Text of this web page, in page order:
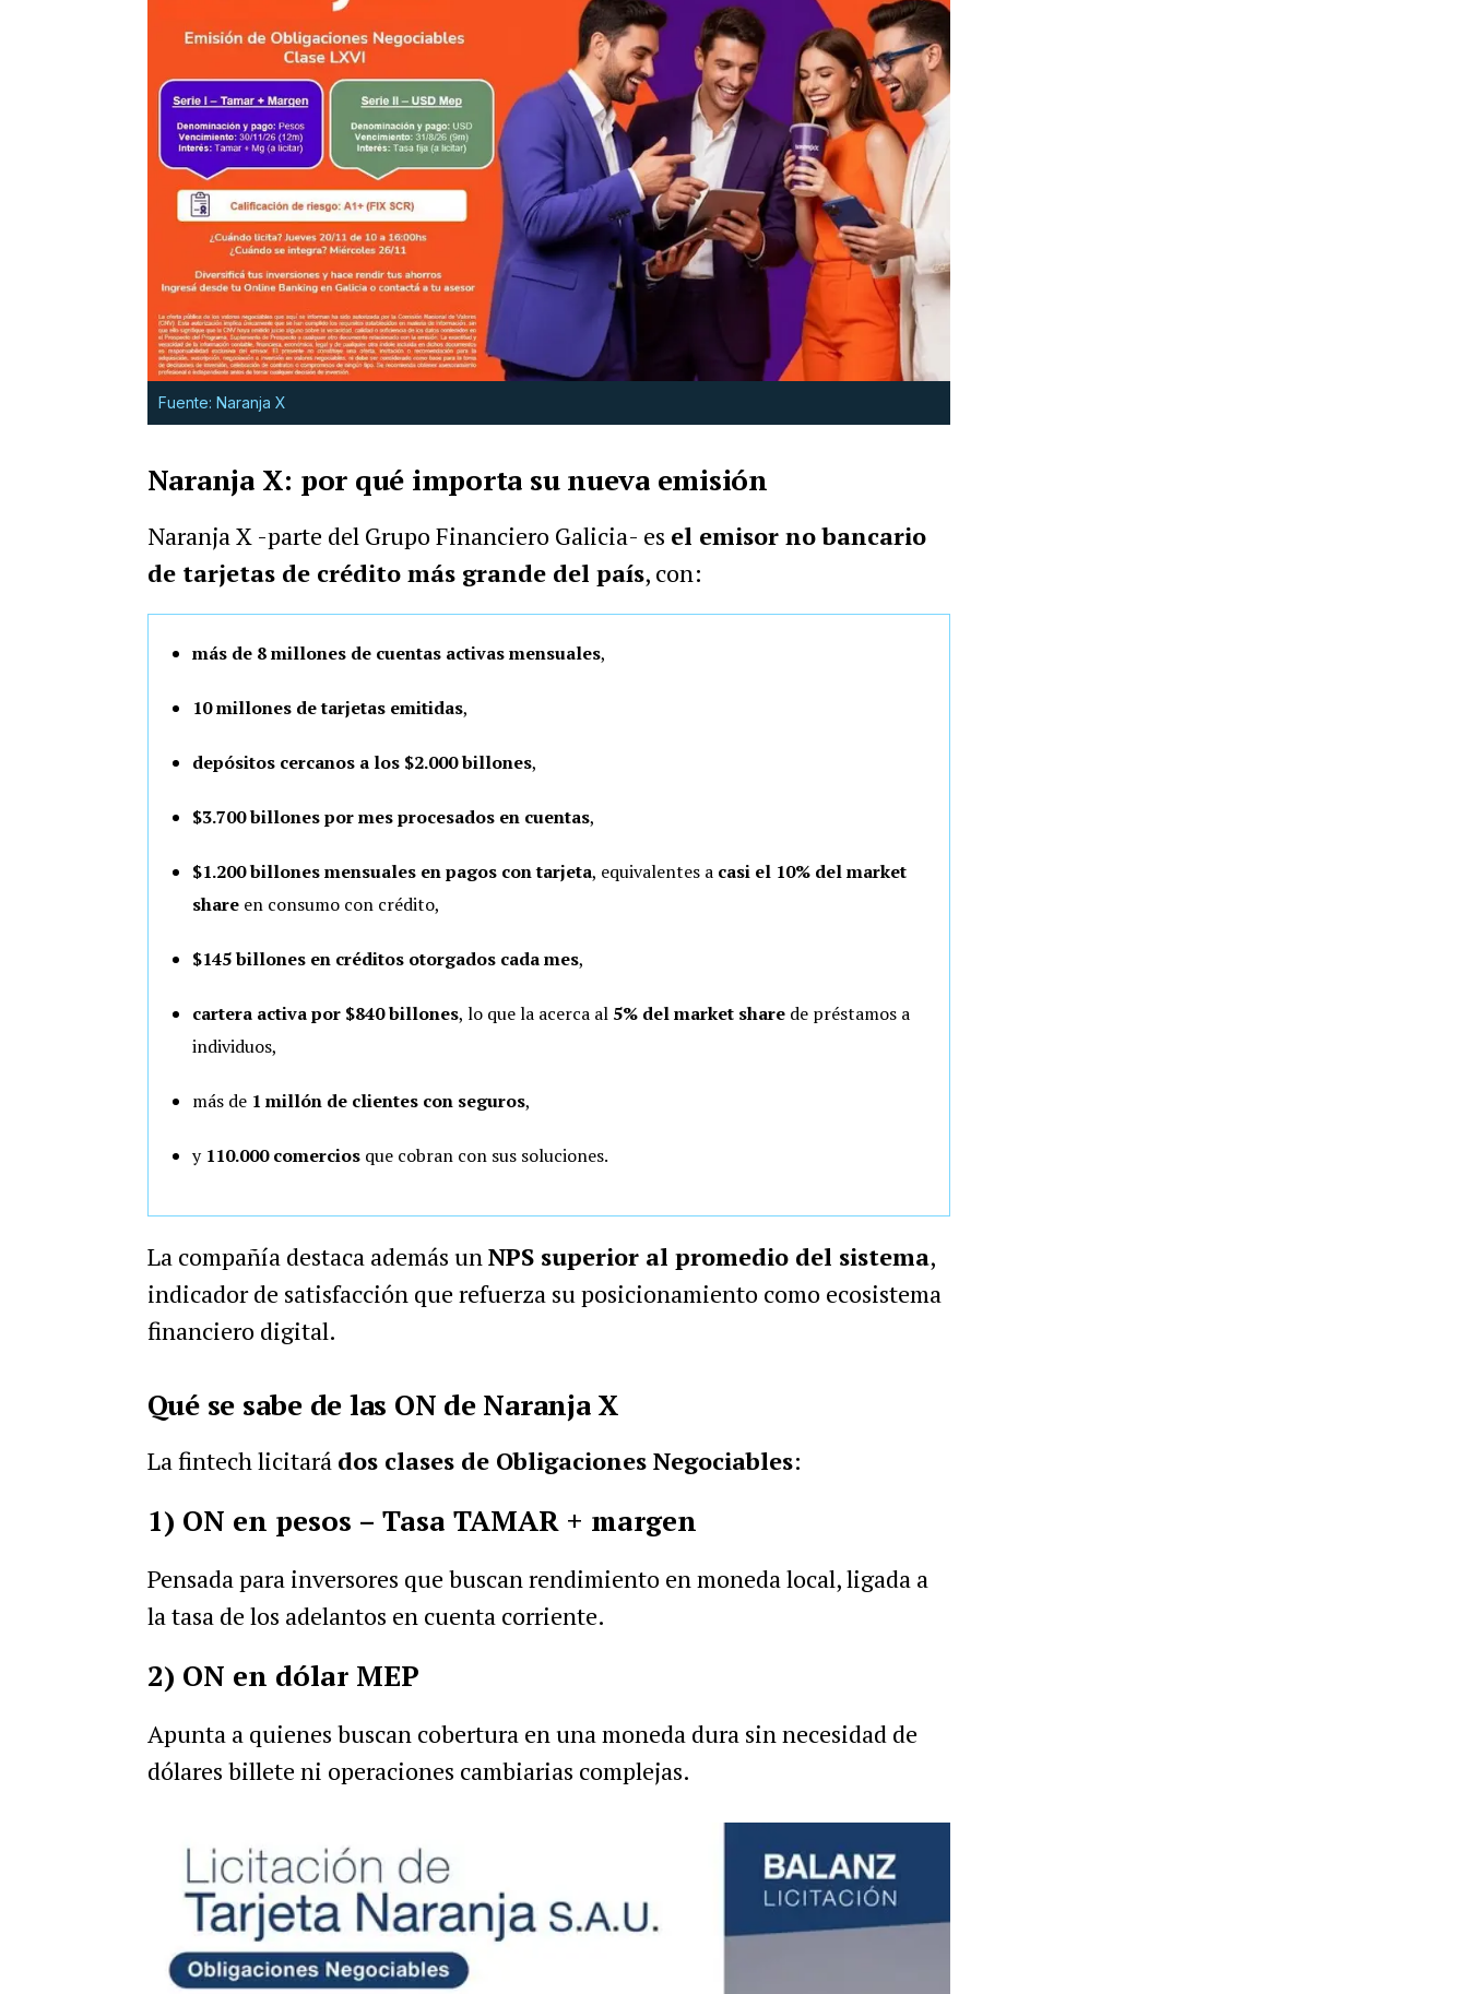
Fuente: Naranja X
Naranja X: por qué importa su nueva emisión
Naranja X -parte del Grupo Financiero Galicia- es el emisor no bancario
de tarjetas de crédito más grande del país, con:
más de 8 millones de cuentas activas mensuales,
10 millones de tarjetas emitidas,
depósitos cercanos a los $2.000 billones,
$3.700 billones por mes procesados en cuentas,
$1.200 billones mensuales en pagos con tarjeta, equivalentes a casi el 10% del market
shareen consumo con crédito,
$145 billones en créditos otorgados cada mes,
cartera activa por $840 billones, lo que la acerca al 5% del market sharede préstamos a
individuos,
más de 1 millón de clientes con seguros,
y 110.000 comerciosque cobran con sus soluciones.
La compañía destaca además unNPS superior al promedio del sistema,
indicador de satisfacción que refuerza su posicionamiento como ecosistema
financiero digital.
Qué se sabe de las ON de Naranja X
La fintech licitará dos clases de Obligaciones Negociables:
1) ON en pesos – Tasa TAMAR + margen
Pensada para inversores que buscan rendimiento en moneda local, ligada a
la tasa de los adelantos en cuenta corriente.
2) ON en dólar MEP
Apunta a quienes buscan cobertura en una moneda dura sin necesidad de
dólares billete ni operaciones cambiarias complejas.